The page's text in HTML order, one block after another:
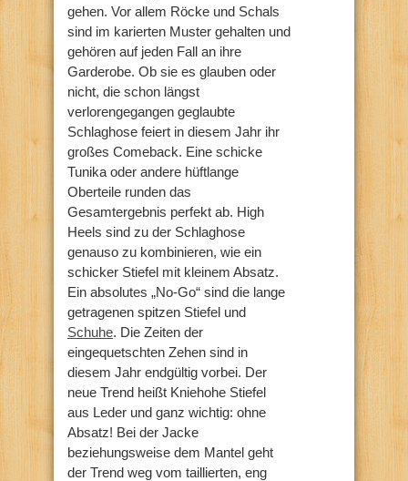
gehen. Vor allem Röcke und Schals
sind im karierten Muster gehalten und
gehören auf jeden Fall an ihre
Garderobe. Ob sie es glauben oder
nicht, die schon längst
verlorengegangen geglaubte
Schlaghose feiert in diesem Jahr ihr
großes Comeback. Eine schicke
Tunika oder andere hüftlange
Oberteile runden das
Gesamtergebnis perfekt ab. High
Heels sind zu der Schlaghose
genauso zu kombinieren, wie ein
schicker Stiefel mit kleinem Absatz.
Ein absolutes „No-Go“ sind die lange
getragenen spitzen Stiefel und
Schuhe. Die Zeiten der
eingequetschten Zehen sind in
diesem Jahr endgültig vorbei. Der
neue Trend heißt Kniehohe Stiefel
aus Leder und ganz wichtig: ohne
Absatz! Bei der Jacke
beziehungsweise dem Mantel geht
der Trend weg vom taillierten, eng